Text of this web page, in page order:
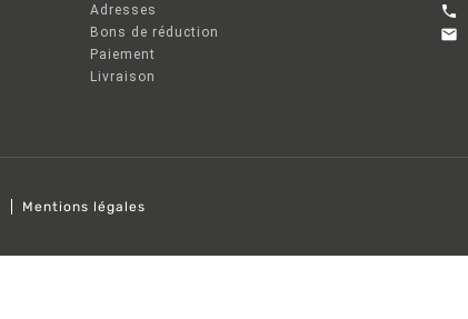
Adresses
Bons de réduction
Paiement
Livraison


Mentions légales